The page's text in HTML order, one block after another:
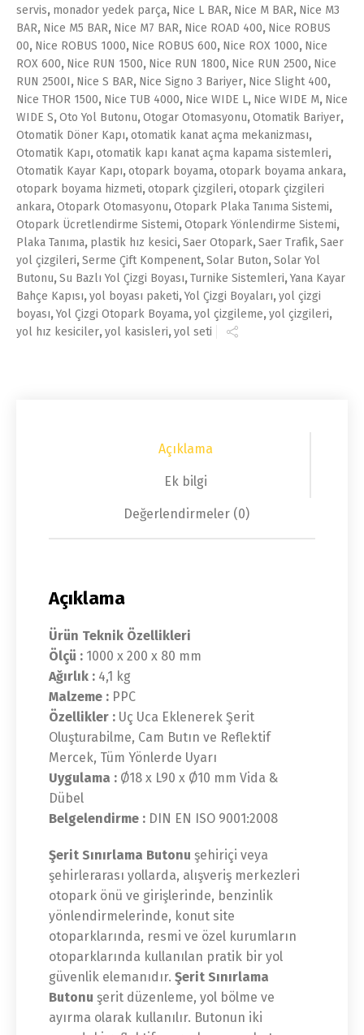
servis, monador yedek parça, Nice L BAR, Nice M BAR, Nice M3
BAR, Nice M5 BAR, Nice M7 BAR, Nice ROAD 400, Nice ROBUS
00, Nice ROBUS 1000, Nice ROBUS 600, Nice ROX 1000, Nice
ROX 600, Nice RUN 1500, Nice RUN 1800, Nice RUN 2500, Nice
RUN 2500I, Nice S BAR, Nice Signo 3 Bariyer, Nice Slight 400,
Nice THOR 1500, Nice TUB 4000, Nice WIDE L, Nice WIDE M, Nice
WIDE S,Oto Yol Butonu,Otogar Otomasyonu,Otomatik Bariyer,
Otomatik Döner Kapı,otomatik kanat açma mekanizması,
Otomatik Kapı,otomatik kapı kanat açma kapama sistemleri,
Otomatik Kayar Kapı,otopark boyama,otopark boyama ankara,
otopark boyama hizmeti,otopark çizgileri,otopark çizgileri
ankara,Otopark Otomasyonu,Otopark Plaka Tanıma Sistemi,
Otopark Ücretlendirme Sistemi,Otopark Yönlendirme Sistemi,
Plaka Tanıma, plastik hız kesici,Saer Otopark,Saer Trafik,Saer
yol çizgileri,Serme Çift Kompenent,Solar Buton,Solar Yol
Butonu,Su Bazlı Yol Çizgi Boyası,Turnike Sistemleri,Yana Kayar
Bahçe Kapısı,yol boyası paketi,Yol Çizgi Boyaları,yol çizgi
boyası,Yol Çizgi Otopark Boyama,yol çizgileme,yol çizgileri,
yol hız kesiciler,yol kasisleri,yol seti
Açıklama
Ek bilgi
Değerlendirmeler (0)
Açıklama
Ürün Teknik Özellikleri
Ölçü : 1000 x 200 x 80 mm
Ağırlık : 4,1 kg
Malzeme : PPC
Özellikler : Uç Uca Eklenerek Şerit
Oluşturabilme, Cam Butın ve Reflektif
Mercek, Tüm Yönlerde Uyarı
Uygulama : Ø18 x L90 x Ø10 mm Vida &
Dübel
Belgelendirme : DIN EN ISO 9001:2008
Şerit Sınırlama Butonu şehiriçi veya
şehirlerarası yollarda, alışveriş merkezleri
otopark önü ve girişlerinde, benzinlik
yönlendirmelerinde, konut site
otoparklarında, resmi ve özel kurumların
otoparklarında kullanılan pratik bir yol
güvenlik elemanıdır. Şerit Sınırlama
Butonu şerit düzenleme, yol bölme ve
ayırma olarak kullanılır. Butonun iki